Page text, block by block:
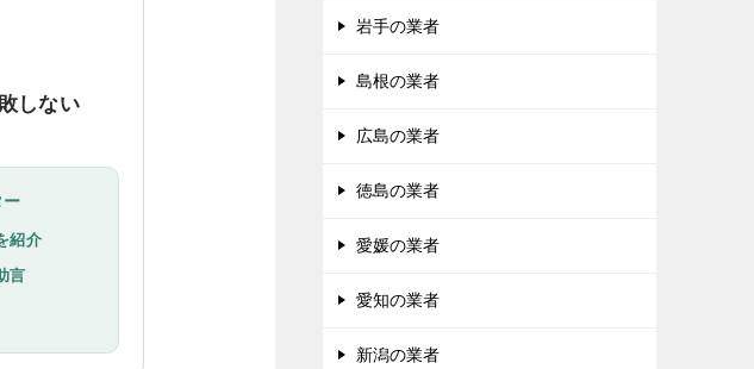
しない
ー
紹介
言
岩手の業者
島根の業者
広島の業者
徳島の業者
愛媛の業者
愛知の業者
新潟の業者